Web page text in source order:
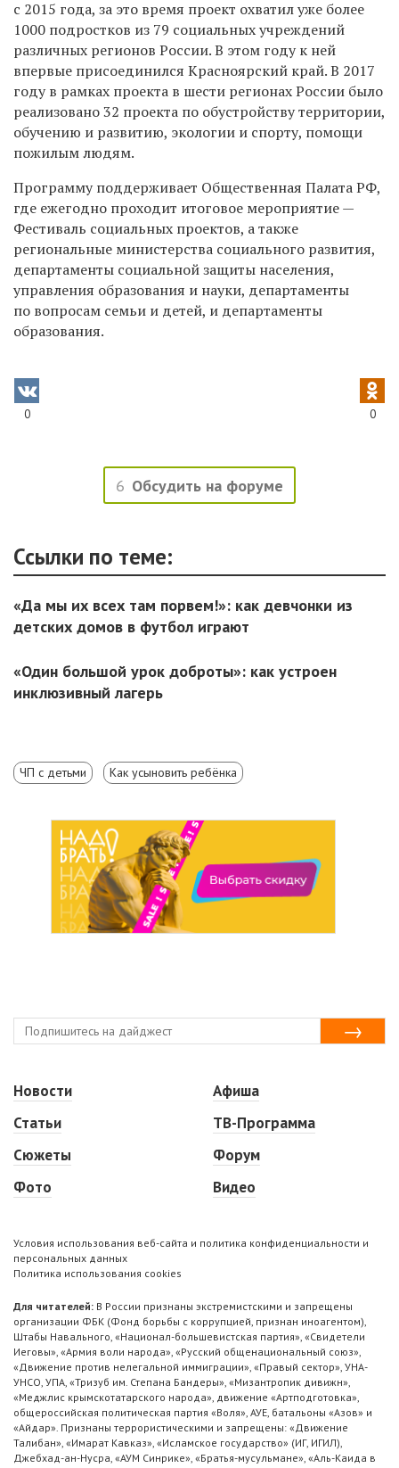
с 2015 года, за это время проект охватил уже более
1000 подростков из 79 социальных учреждений
различных регионов России. В этом году к ней
впервые присоединился Красноярский край. В 2017
году в рамках проекта в шести регионах России было
реализовано 32 проекта по обустройству территории,
обучению и развитию, экологии и спорту, помощи
пожилым людям.
Программу поддерживает Общественная Палата РФ,
где ежегодно проходит итоговое мероприятие —
Фестиваль социальных проектов, а также
региональные министерства социального развития,
департаменты социальной защиты населения,
управления образования и науки, департаменты
по вопросам семьи и детей, и департаменты
образования.
0 0
6 Обсудить на форуме
Ссылки по теме:
«Да мы их всех там порвем!»: как девчонки из
детских домов в футбол играют
«Один большой урок доброты»: как устроен
инклюзивный лагерь
ЧП с детьми Как усыновить ребёнка
Новости
Статьи
Сюжеты
Фото
Афиша
ТВ-Программа
Форум
Видео
Условия использования веб-сайта и политика конфиденциальности и
персональных данных
Политика использования cookies
Для читателей: В России признаны экстремистскими и запрещены
организации ФБК (Фонд борьбы с коррупцией, признан иноагентом),
Штабы Навального, «Национал-большевистская партия», «Свидетели
Иеговы», «Армия воли народа», «Русский общенациональный союз»,
«Движение против нелегальной иммиграции», «Правый сектор», УНА-
УНСО, УПА, «Тризуб им. Степана Бандеры», «Мизантропик дивижн»,
«Меджлис крымскотатарского народа», движение «Артподготовка»,
общероссийская политическая партия «Воля», АУЕ, батальоны «Азов» и
«Айдар». Признаны террористическими и запрещены: «Движение
Талибан», «Имарат Кавказ», «Исламское государство» (ИГ, ИГИЛ),
Джебхад-ан-Нусра, «АУМ Синрике», «Братья-мусульмане», «Аль-Каида в